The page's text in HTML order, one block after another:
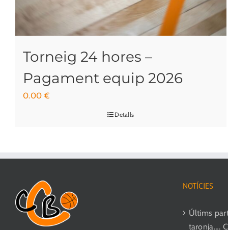
Torneig 24 hores –
Pagament equip 2026
0.00€
Detalls
NOTÍCIES
Últims
taronja….